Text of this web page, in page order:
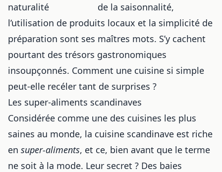
de la saisonnalité,
l’utilisation de produits locaux et la simplicité de
préparation sont ses maîtres mots. S’y cachent
pourtant des trésors gastronomiques
insoupçonnés. Comment une cuisine si simple
peut-elle recéler tant de surprises ?
Les super-aliments scandinaves
Considérée comme une des cuisines les plus
saines au monde, la cuisine scandinave est riche
en super-aliments, et ce, bien avant que le terme
ne soit à la mode. Leur secret ? Des baies